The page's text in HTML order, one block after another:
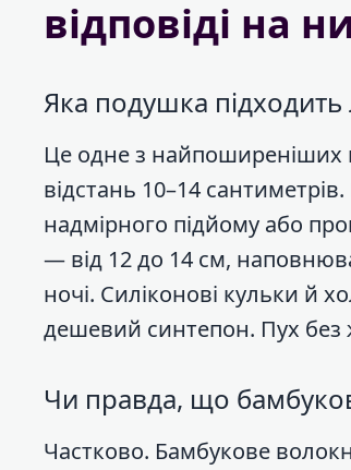
відповіді на
Яка подушка підходить
Це одне з найпоширеніших
відстань 10–14
надмірного підйому або
— від 12 до 14 см,
ночі. Силіконові кульки й
дешевий синтепон. Пух без
Чи правда, що
Частково. Бамбукове